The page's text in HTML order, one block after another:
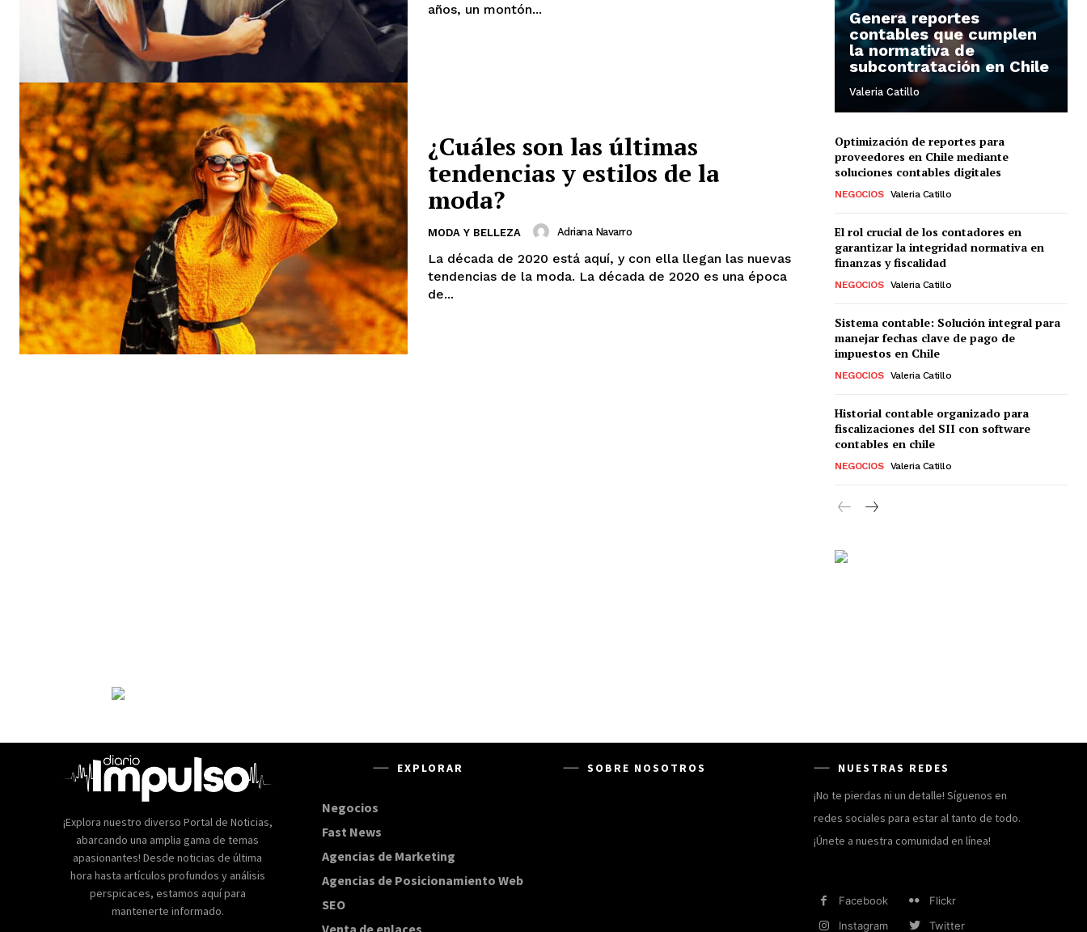
años, un montón...
¿Cuáles son las últimas
tendencias y estilos de la
moda?
MODA Y BELLEZA Adriana Navarro
La década de 2020 está aquí, y con ella llegan las nuevas
tendencias de la moda. La década de 2020 es una época
de...
Genera reportes
contables que cumplen
la normativa de
subcontratación en Chile
Valeria Catillo
Optimización de reportes para
proveedores en Chile mediante
soluciones contables digitales
NEGOCIOS Valeria Catillo
El rol crucial de los contadores en
garantizar la integridad normativa en
finanzas y fiscalidad
NEGOCIOS Valeria Catillo
Sistema contable: Solución integral para
manejar fechas clave de pago de
impuestos en Chile
NEGOCIOS Valeria Catillo
Historial contable organizado para
fiscalizaciones del SII con software
contables en chile
NEGOCIOS Valeria Catillo
¡Explora nuestro diverso Portal de Noticias,
abarcando una amplia gama de temas
apasionantes! Desde noticias de última
hora hasta artículos profundos y análisis
perspicaces, estamos aquí para
mantenerte informado.
EXPLORAR
Negocios
Fast News
Agencias de Marketing
Agencias de Posicionamiento Web
SEO
SOBRE NOSOTROS
NUESTRAS REDES
¡No te pierdas ni un detalle! Síguenos en
redes sociales para estar al tanto de todo.
¡Únete a nuestra comunidad en línea!
Facebook
Flickr
Instagram
Twitter